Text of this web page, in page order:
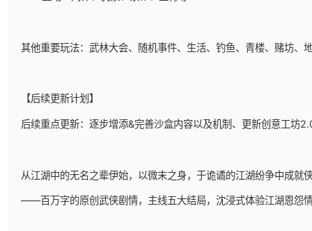
其他重要玩法：武林大会、随机事件、生活、钓鱼、青楼、赌坊、
【后续更新计划】
后续重点更新：逐步增添&完善沙盒内容以及机制、更新创意工坊
从江湖中的无名之辈伊始，以微末之身，于诡谲的江湖纷争中成就
——百万字的原创武侠剧情，主线五大结局，沈浸式体验江湖恩怨